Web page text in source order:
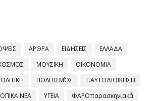
ΑΡΘΡΑ ΕΙΔΗΣΕΙΣ
ΕΛΛΑΔΑ
ΜΟΥΣΙΚΗ
ΟΙΚΟΝΟΜΙΑ
ΠΟΛΙΤΙΣΜΌΣ
Τ.ΑΥΤΟΔΙΟΙΚΗΣΗ
ΝΕΑ ΥΓΕΙΑ
ΦΑΡΟπαρασκηνιακά